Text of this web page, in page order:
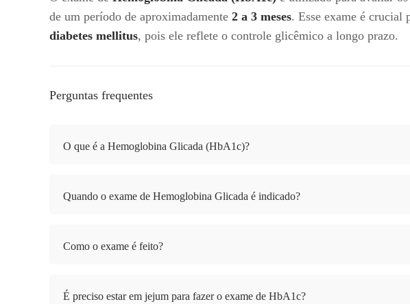
de um período de aproximadamente 2 a 3 meses. Esse exame é crucial
diabetes mellitus, pois ele reflete o controle glicêmico a longo prazo.
Perguntas frequentes
O que é a Hemoglobina Glicada (HbA1c)?
Quando o exame de Hemoglobina Glicada é indicado?
Como o exame é feito?
É preciso estar em jejum para fazer o exame de HbA1c?